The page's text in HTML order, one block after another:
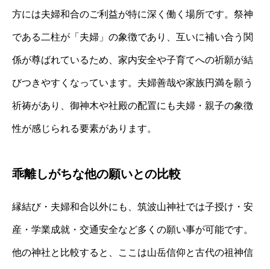
方には夫婦和合のご利益が特に深く働く場所です。祭神
である二柱が「夫婦」の象徴であり、互いに補い合う関
係が尊ばれているため、家内安全や子育てへの祈願が結
びつきやすくなっています。夫婦善哉や家族円満を願う
祈祷があり、御神木や社殿の配置にも夫婦・親子の象徴
性が感じられる要素があります。
乖離しがちな他の願いとの比較
縁結び・夫婦和合以外にも、筑波山神社では子授け・安
産・学業成就・交通安全など多くの願い事が可能です。
他の神社と比較すると、ここは山岳信仰と古代の祖神信